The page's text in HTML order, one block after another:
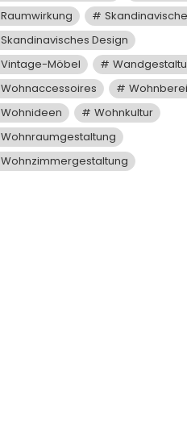
Raumwirkung
Skandinavisches Design
Vintage-Möbel
Wohnaccessoires
Wohnideen
Wohnkultur
Wohnraumgestaltung
Wohnzimmergestaltung